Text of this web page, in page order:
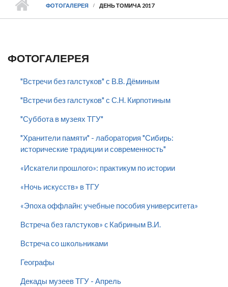
ФОТОГАЛЕРЕЯ ДЕНЬ ТОМИЧА 2017
ФОТОГАЛЕРЕЯ
"Встречи без галстуков" с В.В. Дёминым
"Встречи без галстуков" с С.Н. Кирпотиным
"Суббота в музеях ТГУ"
"Хранители памяти" - лаборатория "Сибирь:
исторические традиции и современность"
«Искатели прошлого»: практикум по истории
«Ночь искусств» в ТГУ
«Эпоха оффлайн: учебные пособия университета»
Встреча без галстуков» c Кабриным В.И.
Встреча со школьниками
Географы
Декады музеев ТГУ - Апрель